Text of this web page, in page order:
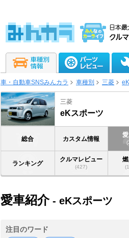
車・自動車SNSみんカラ 車種別 三菱
三菱
eKスポーツ
総合 カスタム情報
ランキング
クルマレビュー
(427)
愛車紹介- eKスポーツ
注目のワード